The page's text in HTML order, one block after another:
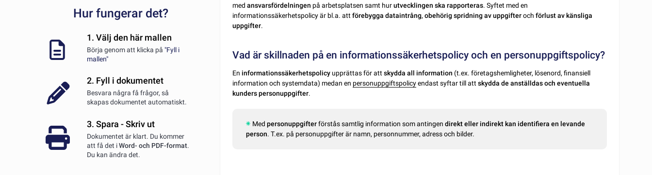
Hur fungerar det?
1. Välj den här mallen
Börja genom att klicka på "Fyll i
mallen"
2. Fyll i dokumentet
Besvara några få frågor, så
skapas dokumentet automatiskt.
3. Spara - Skriv ut
Dokumentet är klart. Du kommer
att få det iWord- och PDF-format.
Du kan ändra det.
medansvarsfördelningen på arbetsplatsen samt hurutvecklingen ska rapporteras. Syftet med en
informationssäkerhetspolicy är bl.a. attförebygga dataintrång,obehörig spridning avuppgifteroch förlust av känsliga
uppgifter.
Vad är skillnaden på en informationssäkerhetspolicy och en personuppgiftspolicy?
En informationssäkerhetspolicy upprättas för att skydda all information (t.ex. företagshemligheter, lösenord, finansiell
information och systemdata) medan en personuppgiftspolicyendast syftar till attskydda de anställdas och eventuella
kunders personuppgifter.
Medpersonuppgifterförstås samtlig information som antingendirekt eller indirekt kan identifiera en levande
person. T.ex. på personuppgifter är namn, personnummer, adress och bilder.